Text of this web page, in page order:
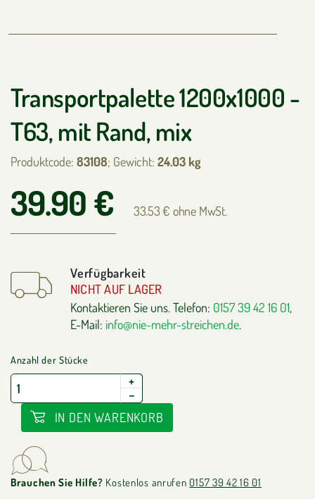
Transportpalette 1200x1000 -
T63, mit Rand, mix
Produktcode:83108; Gewicht: 24.03 kg
39.90 € 33.53 € ohne MwSt.
Verfügbarkeit
NICHT AUF LAGER
Kontaktieren Sie uns. Telefon: 0157 39 42 16 01,
E-Mail: info@nie-mehr-streichen.de.
Anzahl der Stücke
+
−
IN DEN WARENKORB
Brauchen Sie Hilfe? Kostenlos anrufen0157 39 42 16 01